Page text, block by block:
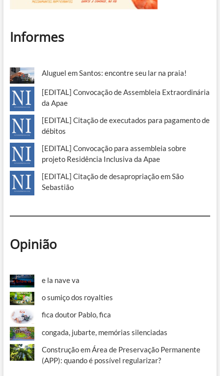
Informes
Aluguel em Santos: encontre seu lar na praia!
[EDITAL] Convocação de Assembleia Extraordinária
da Apae
[EDITAL] Citação de executados para pagamento de
débitos
[EDITAL] Convocação para assembleia sobre
projeto Residência Inclusiva da Apae
[EDITAL] Citação de desapropriação em São
Sebastião
Opinião
e la nave va
o sumiço dos royalties
fica doutor Pablo, fica
congada, jubarte, memórias silenciadas
Construção em Área de Preservação Permanente
(APP): quando é possível regularizar?